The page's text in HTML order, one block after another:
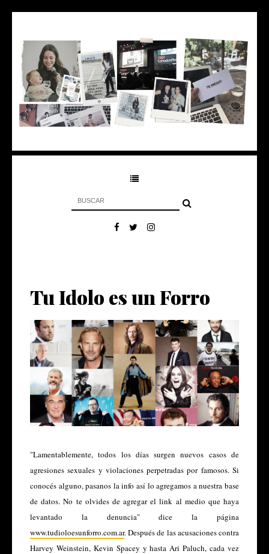
Tu Idolo es un Forro
"Lamentablemente, todos los días surgen nuevos casos de
agresiones sexuales y violaciones perpetradas por famosos. Si
conocés alguno, pasanos la info así lo agregamos a nuestra base
de datos. No te olvides de agregar el link al medio que haya
levantado la denuncia" dice la página
www.tudioloesunforro.com.ar. Después de las acusaciones contra
Harvey Weinstein, Kevin Spacey y hasta Ari Paluch, cada vez